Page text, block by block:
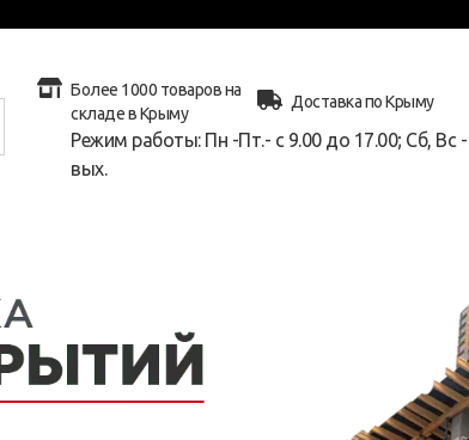
Более 1000 товаров на
складе в Крыму
Доставка по Крыму
Режим работы: Пн -Пт.- с 9.00 до 17.00; Сб, Вс -
вых.